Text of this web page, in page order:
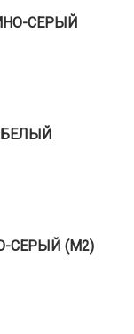
СЕРЫЙ
БЕЛЫЙ
СЕРЫЙ (М2)